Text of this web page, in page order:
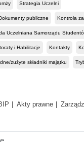
Strategia Uczelni
publiczne Kontrola
Uczelniana Samorządu
i Habilitacje Kontakty
zużyte składniki majątku
Akty prawne